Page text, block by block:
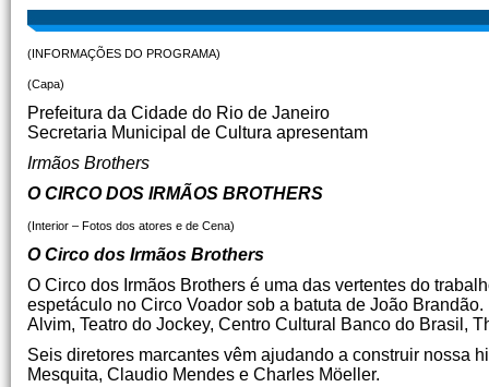
(INFORMAÇÕES DO PROGRAMA)
(Capa)
Prefeitura da Cidade do Rio de Janeiro
Secretaria Municipal de Cultura apresentam
Irmãos Brothers
O CIRCO DOS IRMÃOS BROTHERS
(Interior – Fotos dos atores e de Cena)
O Circo dos Irmãos Brothers
O Circo dos Irmãos Brothers é uma das vertentes do
espetáculo no Circo Voador sob a batuta de João
Alvim, Teatro do Jockey, Centro Cultural Banco do Brasil,
Seis diretores marcantes vêm ajudando a construir nossa
Mesquita, Claudio Mendes e Charles Möeller.